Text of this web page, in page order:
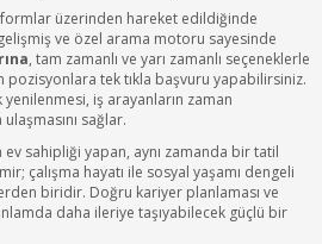
üzerinden hareket edildiğinde
ve özel arama motoru sayesinde
, tam zamanlı ve yarı zamanlı seçeneklerle
pozisyonlara tek tıkla başvuru yapabilirsiniz.
iş arayanların zaman
sağlar.
sahipliği yapan, aynı zamanda bir tatil
çalışma hayatı ile sosyal yaşamı dengeli
biridir. Doğru kariyer planlaması ve
daha ileriye taşıyabilecek güçlü bir